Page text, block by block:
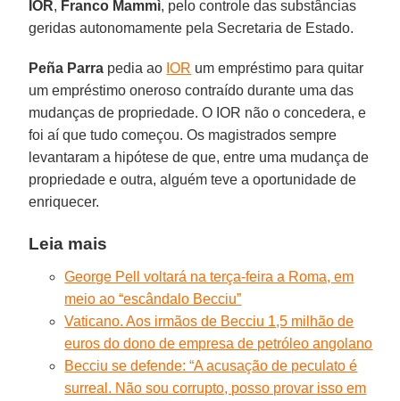
IOR, Franco Mammì, pelo controle das substâncias
geridas autonomamente pela Secretaria de Estado.
Peña Parra pedia ao IOR um empréstimo para quitar
um empréstimo oneroso contraído durante uma das
mudanças de propriedade. O IOR não o concedera, e
foi aí que tudo começou. Os magistrados sempre
levantaram a hipótese de que, entre uma mudança de
propriedade e outra, alguém teve a oportunidade de
enriquecer.
Leia mais
George Pell voltará na terça-feira a Roma, em
meio ao “escândalo Becciu”
Vaticano. Aos irmãos de Becciu 1,5 milhão de
euros do dono de empresa de petróleo angolano
Becciu se defende: “A acusação de peculato é
surreal. Não sou corrupto, posso provar isso em